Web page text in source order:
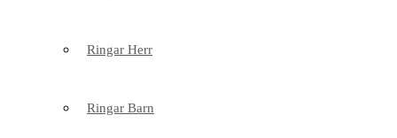
Ringar Herr
Ringar Barn